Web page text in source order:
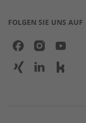
FOLGEN SIE UNS AUF